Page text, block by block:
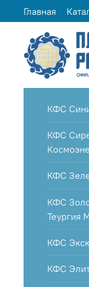
Главная
КФС
КФС
КФС
КФС
Теургия
КФС
КФС